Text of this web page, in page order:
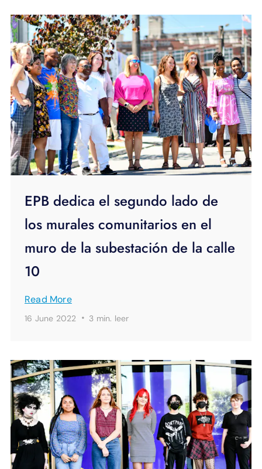
EPB dedica el segundo lado de
los murales comunitarios en el
muro de la subestación de la calle
10
Read More
16 June 2022 · 3 min. leer